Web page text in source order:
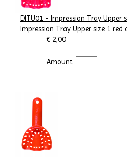
DITU01 - Impression Tray Upper
Impression Tray Upper size 1 red
€ 2,00
Amount